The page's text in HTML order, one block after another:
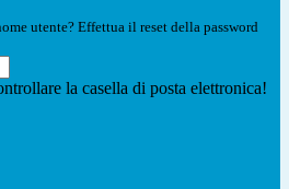
utente? Effettua il reset della password
la casella di posta elettronica!